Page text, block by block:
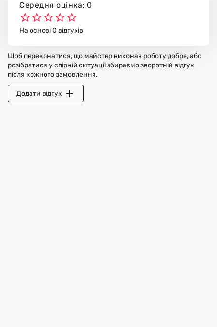
Середня оцінка: 0
На основі 0 відгуків
Щоб переконатися, що майстер виконав роботу добре, або
розібратися у спірній ситуації збираємо зворотній відгук
після кожного замовлення.
Додати відгук